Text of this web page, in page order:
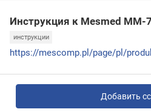
Инструкция к Mesmed MM-
инструкции
Добавить